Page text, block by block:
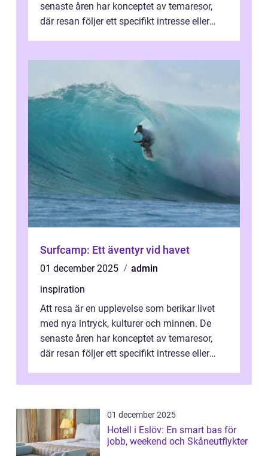
senaste åren har konceptet av temaresor,
där resan följer ett specifikt intresse eller
Surfcamp: Ett äventyr vid havet
01 december 2025
admin
inspiration
Att resa är en upplevelse som berikar livet
med nya intryck, kulturer och minnen. De
senaste åren har konceptet av temaresor,
där resan följer ett specifikt intresse eller
01 december 2025
Hotell i Eslöv: En smart bas för
jobb, weekend och Skåneutflykter